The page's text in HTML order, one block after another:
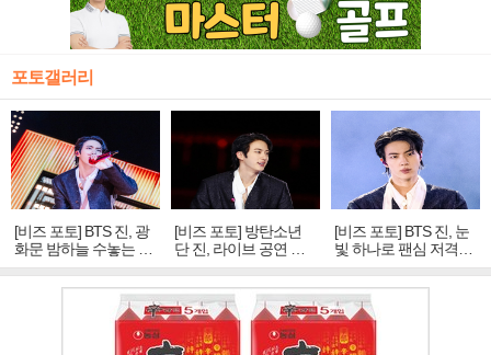
포토갤러리
[비즈 포토] BTS 진, 광
화문 밤하늘 수놓는 '비
주얼 킹'의 열창
[비즈 포토] 방탄소년
단 진, 라이브 공연 중
빛나는 독보적 아우라
[비즈 포토] BTS 진, 눈
빛 하나로 팬심 저격…
독보적 카리스마